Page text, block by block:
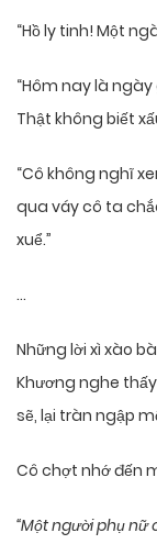
“Hồ ly tinh! Một
“Hôm nay là
Thật không biết
“Cô không nghĩ
qua váy cô ta
xuể.”
…
Những lời xì xào
Khương nghe
sẽ, lại tràn ngập
Cô chợt nhớ đến
“Một người phụ nữ